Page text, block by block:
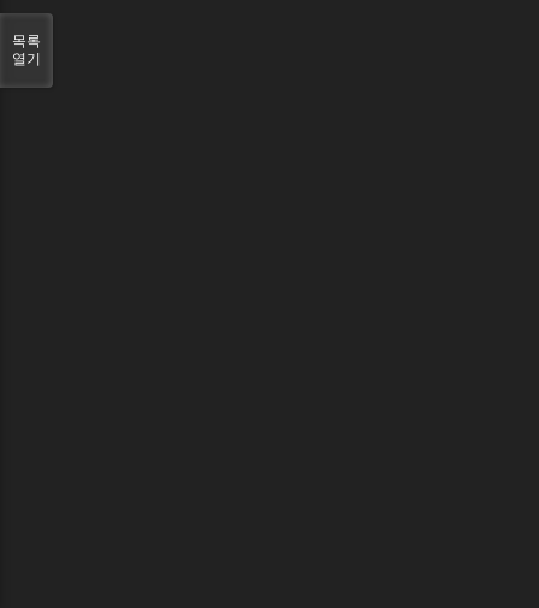
목록
열기